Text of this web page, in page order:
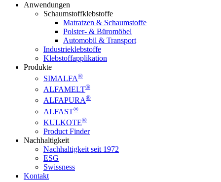
Anwendungen
Schaumstoffklebstoffe
Matratzen & Schaumstoffe
Polster- & Büromöbel
Automobil & Transport
Industrieklebstoffe
Klebstoffapplikation
Produkte
SIMALFA®
ALFAMELT®
ALFAPURA®
ALFAST®
KULKOTE®
Product Finder
Nachhaltigkeit
Nachhaltigkeit seit 1972
ESG
Swissness
Kontakt